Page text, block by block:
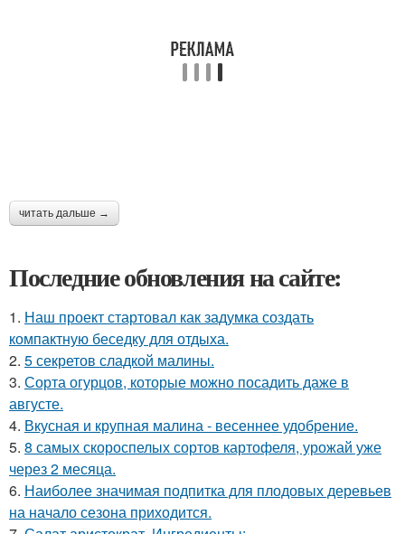
читать дальше →
Последние обновления на сайте:
1. Наш проект стартовал как задумка создать
компактную беседку для отдыха.
2. 5 секретов сладкой малины.
3. Сорта огурцов, которые можно посадить даже в
августе.
4. Вкусная и крупная малина - весеннее удобрение.
5. 8 самых скороспелых сортов картофеля, урожай уже
через 2 месяца.
6. Наиболее значимая подпитка для плодовых деревьев
на начало сезона приходится.